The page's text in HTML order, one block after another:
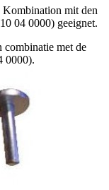
mit den
04 0000) geeignet.
met de
0000).